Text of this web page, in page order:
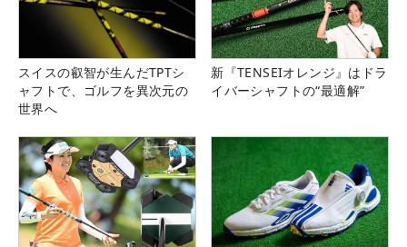
スイスの叡智が生んだTPTシ
ャフトで、ゴルフを異次元の
世界へ
新『TENSEIオレンジ』はドラ
イバーシャフトの“最適解”